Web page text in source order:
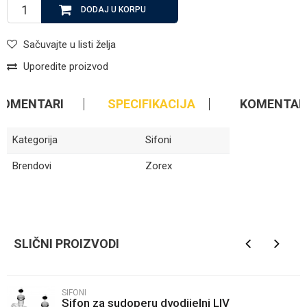
DODAJ U KORPU
Sačuvajte u listi želja
Uporedite proizvod
SPECIFIKACIJA
Kategorija Sifoni
Brendovi Zorex
SLIČNI PROIZVODI
SIFONI
Sifon za sudoperu dvodijelni LIV